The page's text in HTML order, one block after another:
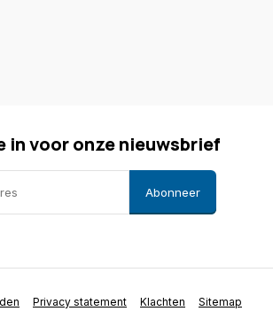
in voor onze nieuwsbrief
Abonneer
Privacy statement Klachten Sitemap